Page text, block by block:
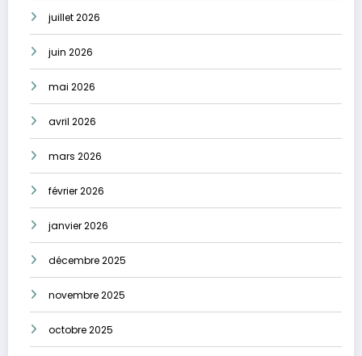
juillet 2026
juin 2026
mai 2026
avril 2026
mars 2026
février 2026
janvier 2026
décembre 2025
novembre 2025
octobre 2025